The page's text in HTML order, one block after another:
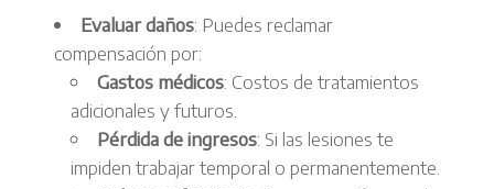
Evaluar daños: Puedes reclamar
compensación por:
Gastos médicos: Costos de tratamientos
adicionales y futuros.
Pérdida de ingresos: Si las lesiones te
impiden trabajar temporal o permanentemente.